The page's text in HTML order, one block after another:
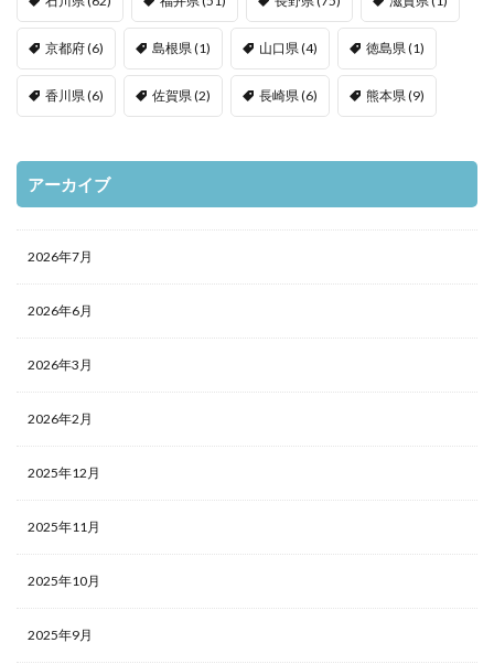
京都府(6) 島根県(1) 山口県(4) 徳島県(1)
香川県(6) 佐賀県(2) 長崎県(6) 熊本県(9)
アーカイブ
2026年7月
2026年6月
2026年3月
2026年2月
2025年12月
2025年11月
2025年10月
2025年9月